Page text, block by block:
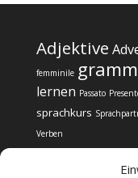
Adjektive
femminile
lernen Passato
sprachkurs
Verben